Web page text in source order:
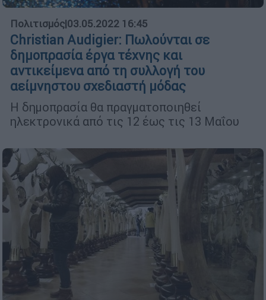
Πολιτισμός|03.05.2022 16:45
Christian Audigier: Πωλούνται σε
δημοπρασία έργα τέχνης και
αντικείμενα από τη συλλογή του
αείμνηστου σχεδιαστή μόδας
Η δημοπρασία θα πραγματοποιηθεί
ηλεκτρονικά από τις 12 έως τις 13 Μαΐου